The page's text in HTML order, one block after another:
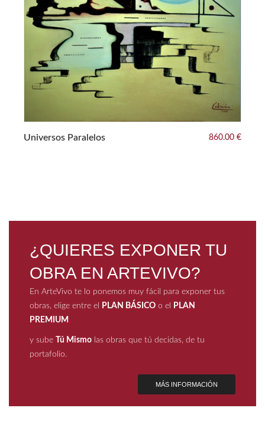
Universos Paralelos 860.00 €
¿QUIERES EXPONER TU
OBRA EN ARTEVIVO?
En ArteVivo te lo ponemos muy fácil para exponer tus
obras, elige entre el
PLAN BÁSICO o el
PLAN
PREMIUM
y sube Tú Mismo las obras que tú decidas, de tu
portafolio.
MÁS INFORMACIÓN